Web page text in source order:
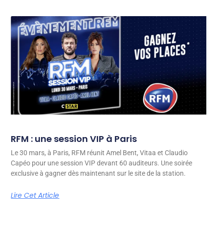
RFM : une session VIP à Paris
Le 30 mars, à Paris, RFM réunit Amel Bent, Vitaa et Claudio
Capéo pour une session VIP devant 60 auditeurs. Une soirée
exclusive à gagner dès maintenant sur le site de la station.
Lire Cet Article